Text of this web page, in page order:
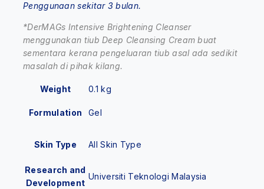
Penggunaan sekitar 3 bulan.
*DerMAGs Intensive Brightening Cleanser
menggunakan tiub Deep Cleansing Cream buat
sementara kerana pengeluaran tiub asal ada sedikit
masalah di pihak kilang.
Weight 0.1 kg
Formulation Gel
Skin Type All Skin Type
Research and
Development
Universiti Teknologi Malaysia